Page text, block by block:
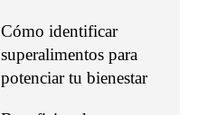
Cómo identificar
superalimentos para
potenciar tu bienestar